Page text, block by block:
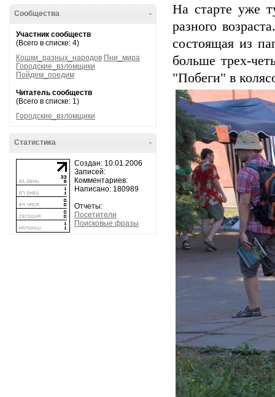
-
Сообщества
Участник сообществ
(Всего в списке: 4)
Кошки_разных_народов Пни_мира
Городские_взломщики
Пойдем_поедим
Читатель сообществ
(Всего в списке: 1)
Городские_взломщики
-
Статистика
Создан: 10.01.2006
Записей:
Комментариев:
Написано: 180989
Отчеты:
Посетители
Поисковые фразы
На старте уже
разного
состоящая из
больше трех-
"Побеги" в